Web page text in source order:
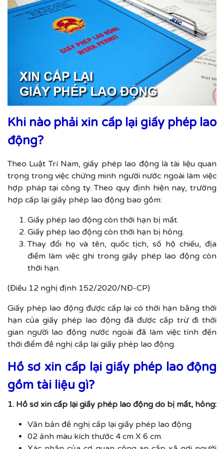
Khi nào phải xin cấp lại giấy phép lao
động?
Theo Luật Trí Nam, giấy phép lao động là tài liệu quan
trọng trong việc chứng minh người nước ngoài làm việc
hợp pháp tại công ty. Theo quy định hiện nay, trường
hợp cấp lại giấy phép lao động bao gồm:
Giấy phép lao động còn thời hạn bị mất.
Giấy phép lao động còn thời hạn bị hỏng.
Thay đổi họ và tên, quốc tịch, số hộ chiếu, địa
điểm làm việc ghi trong giấy phép lao động còn
thời hạn.
(Điều 12 nghị định 152/2020/NĐ-CP)
Giấy phép lao động được cấp lại có thời hạn bằng thời
hạn của giấy phép lao động đã được cấp trừ đi thời
gian người lao động nước ngoài đã làm việc tính đến
thời điểm đề nghị cấp lại giấy phép lao động.
Hồ sơ xin cấp lại giấy phép lao động
gồm tài liệu gì?
1. Hồ sơ xin cấp lại giấy phép lao động do bị mất, hỏng:
Văn bản đề nghị cấp lại giấy phép lao động
02 ảnh màu kích thước 4 cm X 6 cm.